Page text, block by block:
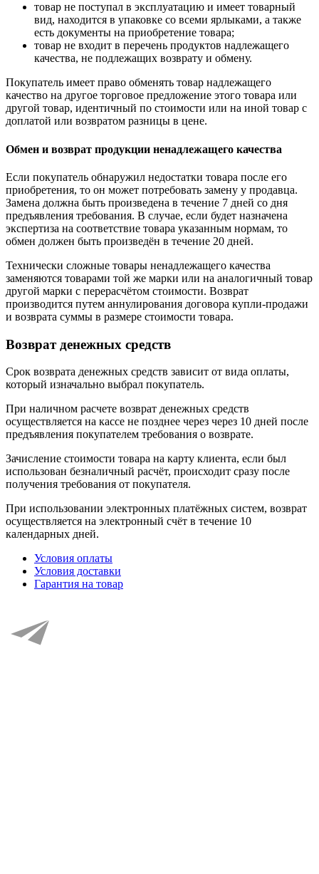
товар не поступал в эксплуатацию и имеет товарный
вид, находится в упаковке со всеми ярлыками, а также
есть документы на приобретение товара;
товар не входит в перечень продуктов надлежащего
качества, не подлежащих возврату и обмену.
Покупатель имеет право обменять товар надлежащего
качество на другое торговое предложение этого товара или
другой товар, идентичный по стоимости или на иной товар с
доплатой или возвратом разницы в цене.
Обмен и возврат продукции ненадлежащего качества
Если покупатель обнаружил недостатки товара после его
приобретения, то он может потребовать замену у продавца.
Замена должна быть произведена в течение 7 дней со дня
предъявления требования. В случае, если будет назначена
экспертиза на соответствие товара указанным нормам, то
обмен должен быть произведён в течение 20 дней.
Технически сложные товары ненадлежащего качества
заменяются товарами той же марки или на аналогичный товар
другой марки с перерасчётом стоимости. Возврат
производится путем аннулирования договора купли-продажи
и возврата суммы в размере стоимости товара.
Возврат денежных средств
Срок возврата денежных средств зависит от вида оплаты,
который изначально выбрал покупатель.
При наличном расчете возврат денежных средств
осуществляется на кассе не позднее через через 10 дней после
предъявления покупателем требования о возврате.
Зачисление стоимости товара на карту клиента, если был
использован безналичный расчёт, происходит сразу после
получения требования от покупателя.
При использовании электронных платёжных систем, возврат
осуществляется на электронный счёт в течение 10
календарных дней.
Условия оплаты
Условия доставки
Гарантия на товар